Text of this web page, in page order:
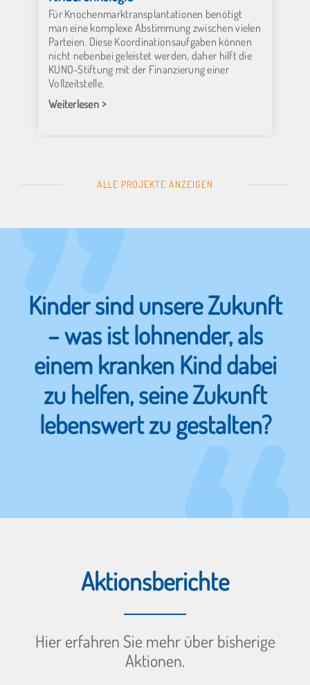
Für Knochenmarktransplantationen benötigt
man eine komplexe Abstimmung zwischen vielen
Parteien. Diese Koordinationsaufgaben können
nicht nebenbei geleistet werden, daher hilft die
KUNO-Stiftung mit der Finanzierung einer
Vollzeitstelle.
Weiterlesen
ALLE PROJEKTE ANZEIGEN
Kinder sindunsereZukunft
– was ist lohnender, als
einem kranken Kind dabei
zu helfen,seineZukunft
lebenswert zu gestalten?
Aktionsberichte
Hier erfahren Sie mehr über bisherige
Aktionen.